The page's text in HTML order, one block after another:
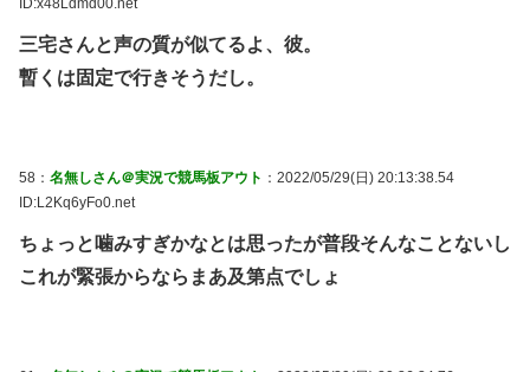
ID:x48Ldmd00.net
三宅さんと声の質が似てるよ、彼。
暫くは固定で行きそうだし。
58： 名無しさん＠実況で競馬板アウト ：2022/05/29(日) 20:13:38.54
ID:L2Kq6yFo0.net
ちょっと噛みすぎかなとは思ったが普段そんなことないし
これが緊張からならまあ及第点でしょ